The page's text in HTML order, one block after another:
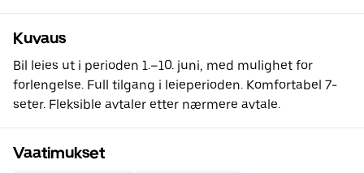
Kuvaus
Bil leies ut i perioden 1.–10. juni, med mulighet for
forlengelse. Full tilgang i leieperioden. Komfortabel 7-
seter. Fleksible avtaler etter nærmere avtale.
Vaatimukset